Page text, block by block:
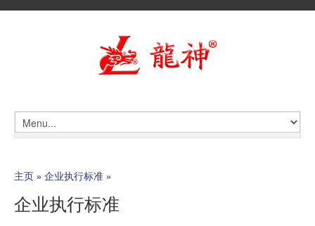
主页 » 企业执行标准 »
企业执行标准